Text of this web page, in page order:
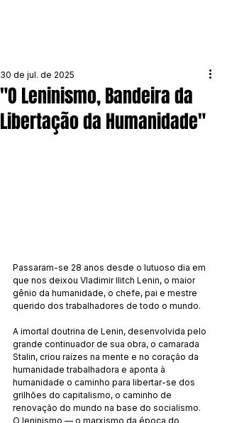
"O Leninismo, Bandeira da
Libertação da Humanidade"
30 de jul. de 2025
Passaram-se 28 anos desde o lutuoso dia em
que nos deixou Vladimir Ilitch Lenin, o maior
gênio da humanidade, o chefe, pai e mestre
querido dos trabalhadores de todo o mundo.
A imortal doutrina de Lenin, desenvolvida pelo
grande continuador de sua obra, o camarada
Stalin, criou raízes na mente e no coração da
humanidade trabalhadora e aponta à
humanidade o caminho para libertar-se dos
grilhões do capitalismo, o caminho de
renovação do mundo na base do socialismo.
O leninismo — o marxismo da época do